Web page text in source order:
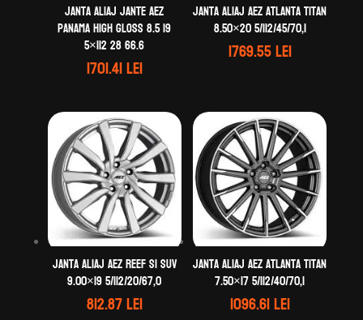
Janta aliaj Jante AEZ
Panama high gloss 8.5 19
5×112 28 66.6
1701.41lei
Janta aliaj AEZ Atlanta titan
8.50×20 5/112/45/70,1
1769.55lei
Janta aliaj AEZ Reef si SUV
9.00×19 5/112/20/67,0
812.87lei
Janta aliaj AEZ Atlanta titan
7.50×17 5/112/40/70,1
1096.61lei